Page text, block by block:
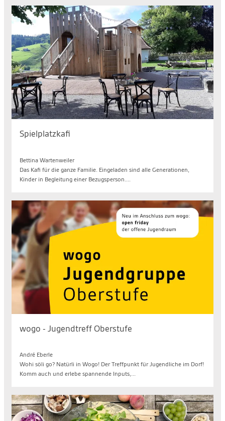
Spielplatzkafi
Bettina Wartenweiler
Das Kafi für die ganze Familie. Eingeladen sind alle Generationen,
Kinder in Begleitung einer Bezugsperson....
wogo - Jugendtreff Oberstufe
André Eberle
Wohi söli go? Natürli in Wogo! Der Treffpunkt für Jugendliche im Dorf!
Komm auch und erlebe spannende Inputs,...